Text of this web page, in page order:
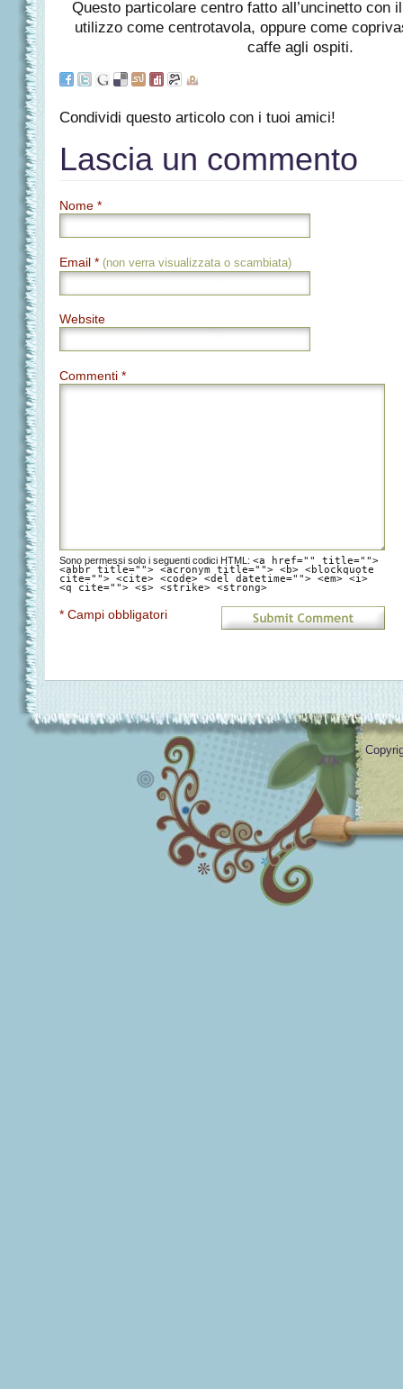
Questo particolare centro fatto all’uncinetto con
utilizzo come centrotavola, oppure come
caffe agli ospiti.
Condividi questo articolo con i tuoi amici!
Lascia un commento
Nome *
Email * (non verra visualizzata o scambiata)
Website
Commenti *
Sono permessi solo i seguenti codici HTML: <a href="" title="">
<abbr title=""> <acronym title=""> <b> <blockquote
cite=""> <cite> <code> <del datetime=""> <em> <i>
<q cite=""> <s> <strike> <strong>
* Campi obbligatori